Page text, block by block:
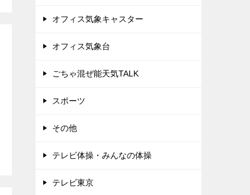
オフィス気象キャスター
オフィス気象台
ごちゃ混ぜ能天気TALK
スポーツ
その他
テレビ体操・みんなの体操
テレビ東京